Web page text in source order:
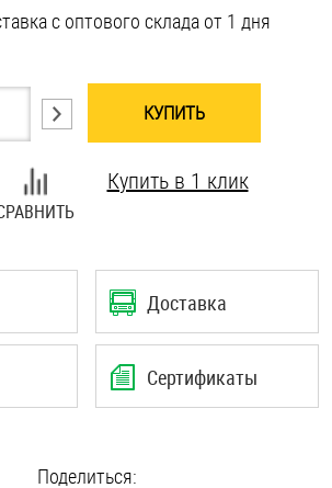
с оптового склада от 1 дня
КУПИТЬ
Купить в 1 клик
Доставка
Сертификаты
Поделиться: